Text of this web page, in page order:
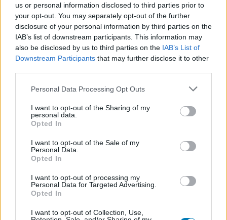
us or personal information disclosed to third parties prior to
your opt-out. You may separately opt-out of the further
disclosure of your personal information by third parties on the
IAB’s list of downstream participants. This information may
also be disclosed by us to third parties on the IAB’s List of
Downstream Participants that may further disclose it to other
Please note that this website/app uses one or more Google
not limited to your visit or usage behaviour. You may click to
grant or deny consent to Google and its third-party tags to
use your data for below specified purposes in below Google
consent section.
Personal Data Processing Opt Outs
I want to opt-out of the Sharing of my
personal data.
Opted In
I want to opt-out of the Sale of my
Personal Data.
Opted In
I want to opt-out of processing my
Personal Data for Targeted Advertising.
Opted In
I want to opt-out of Collection, Use,
bonyolult gondolat, de az ő esetében szó szerint is
értelmet nyer. Nála az építés nemcsak kikapcsolódás
volt, hanem apró, ismétlődő mozdulatokból álló út vissza
egy olyan képességhez, amelyet egy időre elveszített.
Fredrick Oliver ma már világrekorder, de ennél
Star Wars mellett lecsap egyszer
minden idők
legnagyobb LEGO készletére
is.
SMASH by Meló-Diák: Homok, zene és a nyár legjobb
hangulata – Jön a második forduló! (X)
Július végén folytatódik a balatoni strandröplabda-
sorozat.